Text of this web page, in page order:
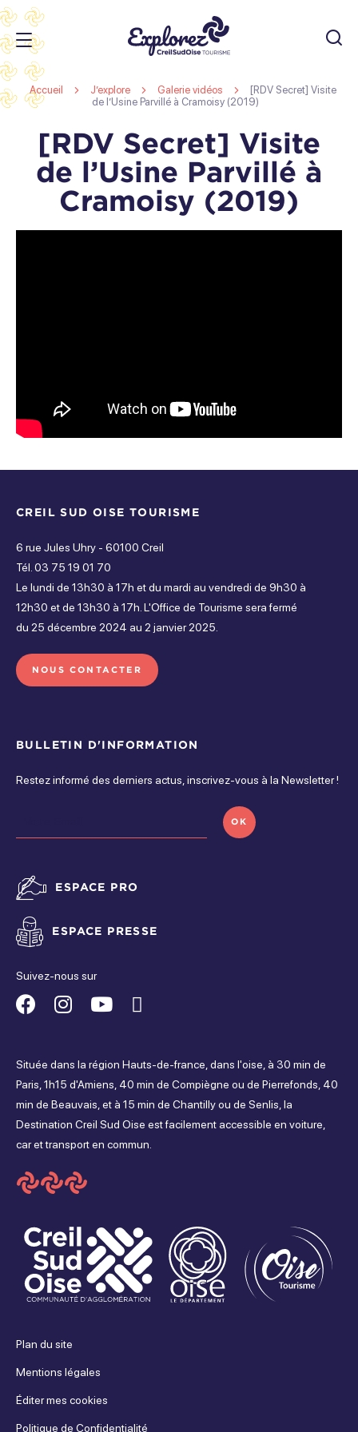
de
Creil
Sud
Oise
Accueil J’explore Galerie vidéos
[RDV Secret] Visite
de l’Usine Parvillé à Cramoisy (2019)
[RDV Secret] Visite
de l’Usine Parvillé à
Cramoisy (2019)
CREIL SUD OISE TOURISME
6 rue Jules Uhry - 60100 Creil
Tél. 03 75 19 01 70
Le lundi de 13h30 à 17h et du mardi au vendredi de 9h30 à
12h30 et de 13h30 à 17h. L'Office de Tourisme sera fermé
du 25 décembre 2024 au 2 janvier 2025.
NOUS CONTACTER
BULLETIN D'INFORMATION
Restez informé des derniers actus, inscrivez-vous à la Newsletter !
OK
ESPACE PRO
ESPACE PRESSE
Suivez-nous sur
Suivez-
sur
Facebook
Suivez-
sur
Instagram
Suivez-
sur
Youtube
sur
Tripadvisor
Située dans la région Hauts-de-france, dans l'oise, à 30 min de
Paris, 1h15 d'Amiens, 40 min de Compiègne ou de Pierrefonds, 40
min de Beauvais, et à 15 min de Chantilly ou de Senlis, la
Destination Creil Sud Oise est facilement accessible en voiture,
car et transport en commun.
Plan du site
Mentions légales
Éditer mes cookies
Politique de Confidentialité